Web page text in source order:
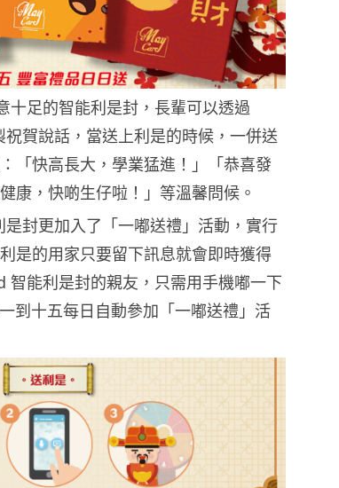
十足的智能利是封，長輩可以透過
賀說話，當送上利是的時候，一併送
「快高長大，學業猛進！」「恭喜發
康，快啲生仔啦！」等溫馨問候。
封更加入了「一嘟送禮」活動，實行
是的用家只要留下訊息就會即時獲得
智能利是封的親友，只需用手機嘟一下
到十五每日自動參加「一嘟送禮」活